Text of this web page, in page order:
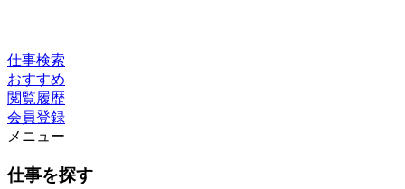
仕事検索
おすすめ
閲覧履歴
会員登録
メニュー
仕事を探す